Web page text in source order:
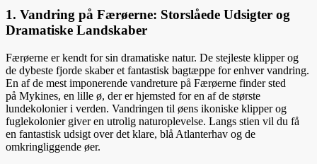
1. Vandring på Færøerne: Storslåede Udsigter og
Dramatiske Landskaber
Færøerne er kendt for sin dramatiske natur. De stejleste klipper og
de dybeste fjorde skaber et fantastisk bagtæppe for enhver vandring.
En af de mest imponerende vandreture på Færøerne finder sted
på Mykines, en lille ø, der er hjemsted for en af de største
lundekolonier i verden. Vandringen til øens ikoniske klipper og
fuglekolonier giver en utrolig naturoplevelse. Langs stien vil du få
en fantastisk udsigt over det klare, blå Atlanterhav og de
omkringliggende øer.